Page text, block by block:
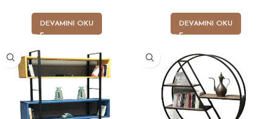
DEVAMINI OKU DEVAMINI OKU